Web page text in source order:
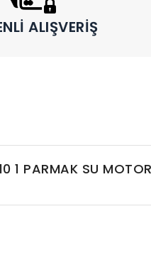
ALIŞVERIŞ
1 PARMAK SU